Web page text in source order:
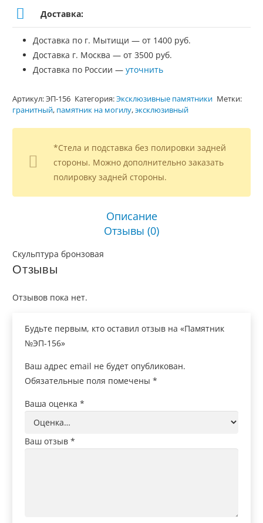
Доставка:
Доставка по г. Мытищи — от 1400 руб.
Доставка г. Москва — от 3500 руб.
Доставка по России — уточнить
Артикул:ЭП-156 Категория:Эксклюзивные памятники Метки:
гранитный, памятник на могилу,эксклюзивный
*Стела и подставка без полировки задней
стороны. Можно дополнительно заказать
полировку задней стороны.
Описание
Отзывы (0)
Скульптура бронзовая
Отзывы
Отзывов пока нет.
Будьте первым, кто оставил отзыв на «Памятник
№ЭП-156»
Ваш адрес email не будет опубликован.
Обязательные поля помечены *
Ваша оценка *
Ваш отзыв *